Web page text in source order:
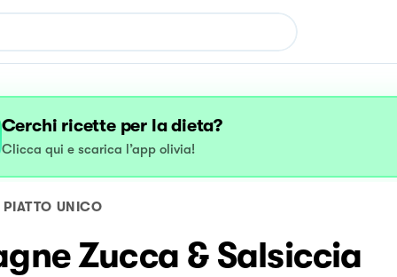
Cerchi ricette per la dieta?
Clicca qui e scarica l’app olivia!
PIATTO UNICO
Zucca & Salsiccia